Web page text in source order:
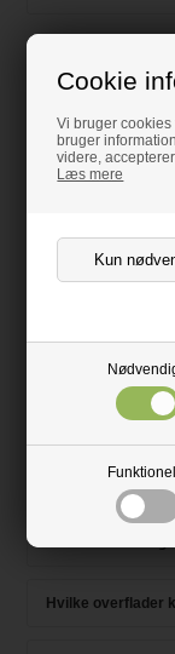
Cookie
Vi bruger
bruger
videre,
Læs mere
Hvor tykt er
Hvordan er en
Hvordan får vi en
Hvor let ridses en
Fjernelse af
Hvordan
Er der noget en
Hvilke overflader